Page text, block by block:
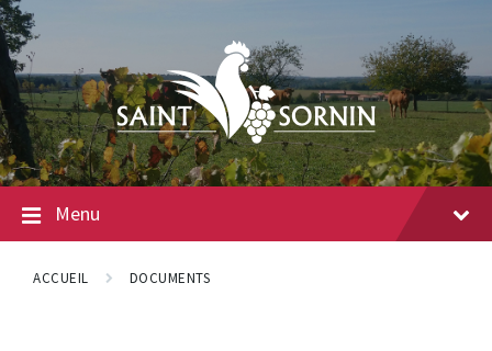
Menu
ACCUEIL DOCUMENTS